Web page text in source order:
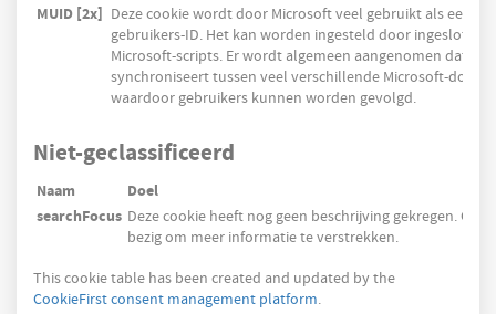
MUID [2x]
Deze cookie wordt door Microsoft veel gebruikt als een
gebruikers-ID. Het kan worden ingesteld door ingesloten
Microsoft-scripts. Er wordt algemeen aangenomen dat het
synchroniseert tussen veel verschillende Microsoft-
waardoor gebruikers kunnen worden gevolgd.
Niet-geclassificeerd
Naam
Doel
searchFocus Deze cookie heeft nog geen beschrijving gekregen. Ons
bezig om meer informatie te verstrekken.
This cookie table has been created and updated by the
CookieFirst consent management platform.